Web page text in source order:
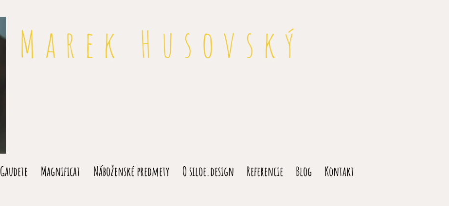
Marek Husovský
Gaudete Magnificat Náboženské predmety O siloe.design Referencie Blog Kontakt